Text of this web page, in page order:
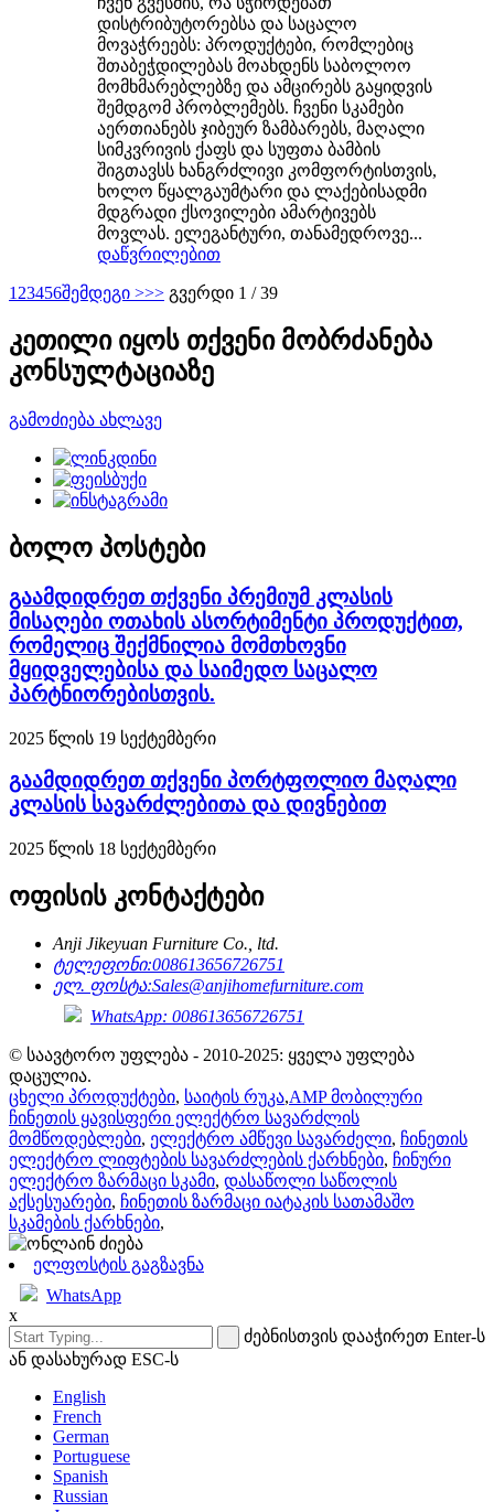
დისტრიბუტორებსა და საცალო
მოვაჭრეებს: პროდუქტები, რომლებიც
შთაბეჭდილებას მოახდენს საბოლოო
მომხმარებლებზე და ამცირებს გაყიდვის
შემდგომ პრობლემებს. ჩვენი სკამები
აერთიანებს ჯიბეურ ზამბარებს, მაღალი
სიმკვრივის ქაფს და სუფთა ბამბის
შიგთავსს ხანგრძლივი კომფორტისთვის,
ხოლო წყალგაუმტარი და ლაქებისადმი
მდგრადი ქსოვილები ამარტივებს
მოვლას. ელეგანტური, თანამედროვე...
დაწვრილებით
1 23456შემდეგი >>> გვერდი 1 / 39
კეთილი იყოს თქვენი მობრძანება
კონსულტაციაზე
გამოძიება ახლავე
ბოლო პოსტები
გაამდიდრეთ თქვენი პრემიუმ კლასის
მისაღები ოთახის ასორტიმენტი პროდუქტით,
რომელიც შექმნილია მომთხოვნი
მყიდველებისა და საიმედო საცალო
პარტნიორებისთვის.
2025 წლის 19 სექტემბერი
გაამდიდრეთ თქვენი პორტფოლიო მაღალი
კლასის სავარძლებითა და დივნებით
2025 წლის 18 სექტემბერი
ოფისის კონტაქტები
Anji Jikeyuan Furniture Co., ltd.
ტელეფონი:008613656726751
ელ. ფოსტა:Sales@anjihomefurniture.com
WhatsApp: 008613656726751
© საავტორო უფლება - 2010-2025: ყველა უფლება
დაცულია.
ცხელი პროდუქტები, საიტის რუკა,AMP მობილური
ჩინეთის ყავისფერი ელექტრო სავარძლის
მომწოდებლები, ელექტრო ამწევი სავარძელი, ჩინეთის
ელექტრო ლიფტების სავარძლების ქარხნები, ჩინური
ელექტრო ზარმაცი სკამი, დასაწოლი საწოლის
აქსესუარები, ჩინეთის ზარმაცი იატაკის სათამაშო
სკამების ქარხნები,
ელფოსტის გაგზავნა
WhatsApp
x
ძებნისთვის დააჭირეთ Enter-ს
ან დასახურად ESC-ს
English
French
German
Portuguese
Spanish
Russian